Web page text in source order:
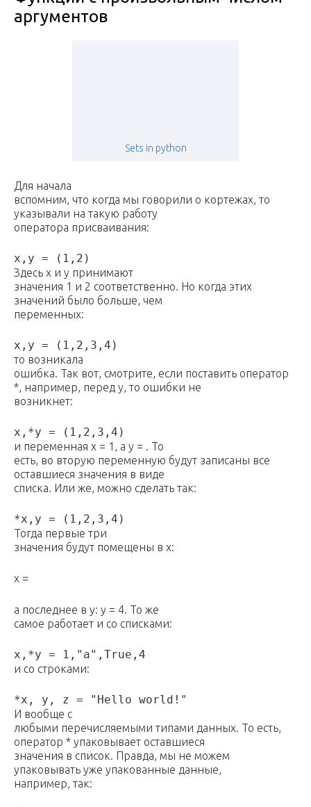
аргументов
Sets in python
Для начала
вспомним, что когда мы говорили о кортежах, то
указывали на такую работу
оператора присваивания:
x,y = (1,2)
Здесь x и y принимают
значения 1 и 2 соответственно. Но когда этих
значений было больше, чем
переменных:
x,y = (1,2,3,4)
то возникала
ошибка. Так вот, смотрите, если поставить оператор
*, например, перед y, то ошибки не
возникнет:
x,*y = (1,2,3,4)
и переменная x = 1, а y = . То
есть, во вторую переменную будут записаны все
оставшиеся значения в виде
списка. Или же, можно сделать так:
*x,y = (1,2,3,4)
Тогда первые три
значения будут помещены в x:
x =
а последнее в y: y = 4. То же
самое работает и со списками:
x,*y = 1,"a",True,4
и со строками:
*x, y, z = "Hello world!"
И вообще с
любыми перечисляемыми типами данных. То есть,
оператор * упаковывает оставшиеся
значения в список. Правда, мы не можем
упаковывать уже упакованные данные,
например, так: